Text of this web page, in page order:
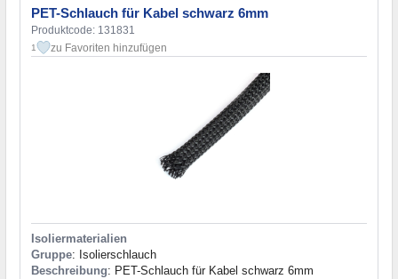
PET-Schlauch für Kabel schwarz 6mm
Produktcode: 131831
1 zu Favoriten hinzufügen
Isoliermaterialien
Gruppe: Isolierschlauch
Beschreibung: PET-Schlauch für Kabel schwarz 6mm